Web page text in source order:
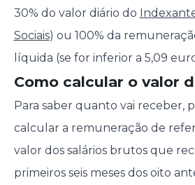
30% do valor diário do
Sociais) ou 100% da
líquida (se for inferior a 5,09
Como calcular o valor
Para saber quanto vai receber,
calcular a remuneração de
valor dos salários brutos que
primeiros seis meses dos oito